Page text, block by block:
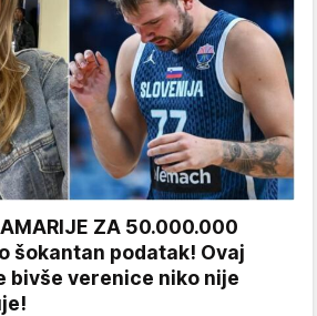
ZA 50.000.000
šokantan podatak! Ovaj
bivše verenice niko nije